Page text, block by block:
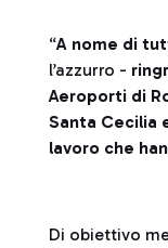
“A nome di
l’azzurro -
Aeroporti di
Santa Cecilia
lavoro che
Di obiettivo